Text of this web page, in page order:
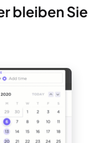
bleiben Sie